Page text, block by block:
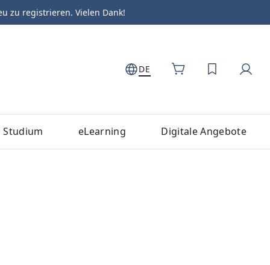
zu registrieren. Vielen Dank!
DE DU HAST 0
Studium eLearning Digitale Angebote